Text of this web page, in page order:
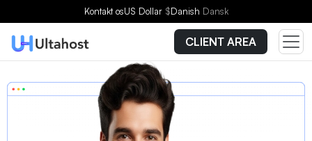
Kontakt osUS Dollar $Danish Dansk
CLIENT AREA